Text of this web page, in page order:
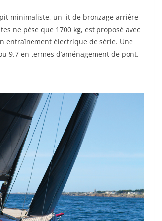
minimaliste, un lit de bronzage arrière
ne pèse que 1700 kg, est proposé avec
entraînement électrique de série. Une
9.7 en termes d’aménagement de pont.